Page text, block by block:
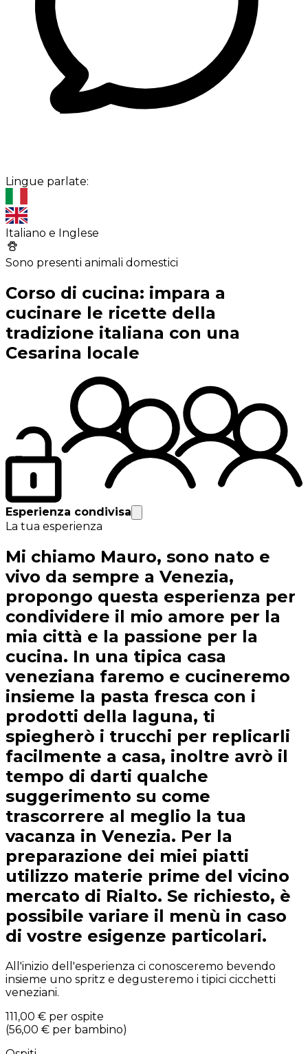
Lingue parlate:
Italiano e Inglese
Sono presenti animali domestici
Corso di cucina: impara a
cucinare le ricette della
tradizione italiana con una
Cesarina locale
Esperienza condivisa
La tua esperienza
Mi chiamo Mauro, sono nato e
vivo da sempre a Venezia,
propongo questa esperienza per
condividere il mio amore per la
mia città e la passione per la
cucina. In una tipica casa
veneziana faremo e cucineremo
insieme la pasta fresca con i
prodotti della laguna, ti
spiegherò i trucchi per replicarli
facilmente a casa, inoltre avrò il
tempo di darti qualche
suggerimento su come
trascorrere al meglio la tua
vacanza in Venezia. Per la
preparazione dei miei piatti
utilizzo materie prime del vicino
mercato di Rialto. Se richiesto, è
possibile variare il menù in caso
di vostre esigenze particolari.
All'inizio dell'esperienza ci conosceremo bevendo
insieme uno spritz e degusteremo i tipici cicchetti
veneziani.
111,00 € per ospite
(56,00 € per bambino)